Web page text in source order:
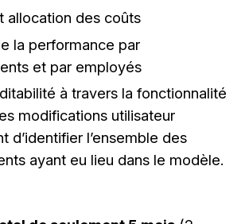
allocation des coûts
la performance par
et par employés
à travers la fonctionnalité
modifications utilisateur
d’identifier l’ensemble des
ayant eu lieu dans le modèle.